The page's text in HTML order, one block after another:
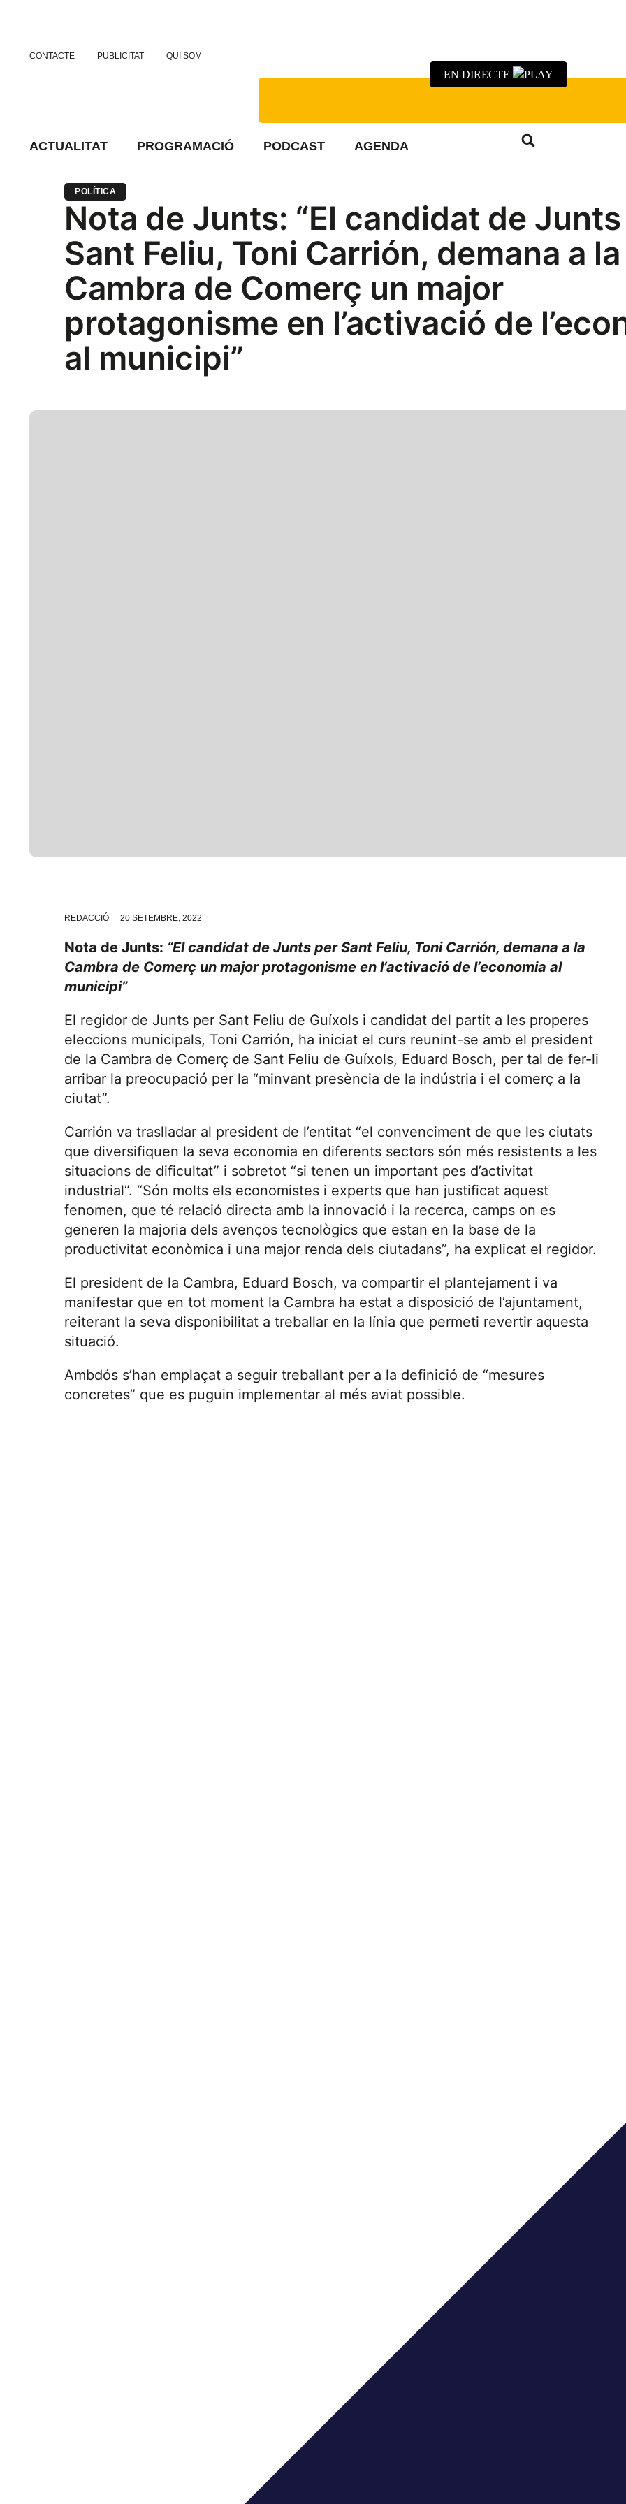
CONTACTE PUBLICITAT QUI SOM
EN DIRECTE
ACTUALITAT PROGRAMACIÓ PODCAST AGENDA
POLÍTICA
Nota de Junts: “El candidat de
Sant Feliu, Toni Carrión, demana a la
Cambra de Comerç un major
protagonisme en l’activació de
al municipi”
REDACCIÓ 20 SETEMBRE, 2022
Nota de Junts: “El candidat de Junts per Sant Feliu, Toni Carrión, demana a la
Cambra de Comerç un major protagonisme en l’activació de l’economia al
municipi”
El regidor de Junts per Sant Feliu de Guíxols i candidat del partit a les properes
eleccions municipals, Toni Carrión, ha iniciat el curs reunint-se amb el president
de la Cambra de Comerç de Sant Feliu de Guíxols, Eduard Bosch, per tal de fer-li
arribar la preocupació per la “minvant presència de la indústria i el comerç a la
ciutat”.
Carrión va traslladar al president de l’entitat “el convenciment de que les ciutats
que diversifiquen la seva economia en diferents sectors són més resistents a les
situacions de dificultat” i sobretot “si tenen un important pes d’activitat
industrial”. “Són molts els economistes i experts que han justificat aquest
fenomen, que té relació directa amb la innovació i la recerca, camps on es
generen la majoria dels avenços tecnològics que estan en la base de la
productivitat econòmica i una major renda dels ciutadans”, ha explicat el regidor.
El president de la Cambra, Eduard Bosch, va compartir el plantejament i va
manifestar que en tot moment la Cambra ha estat a disposició de l’ajuntament,
reiterant la seva disponibilitat a treballar en la línia que permeti revertir aquesta
situació.
Ambdós s’han emplaçat a seguir treballant per a la definició de “mesures
concretes” que es puguin implementar al més aviat possible.